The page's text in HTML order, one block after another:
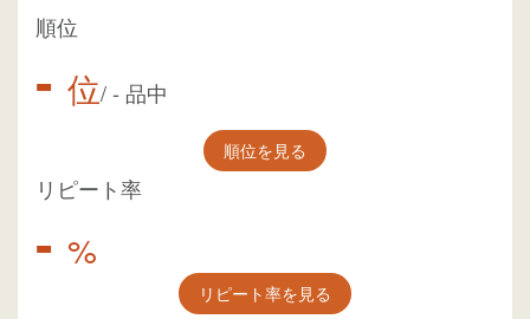
順位
- 位/- 品中
順位を見る
リピート率
- %
リピート率を見る